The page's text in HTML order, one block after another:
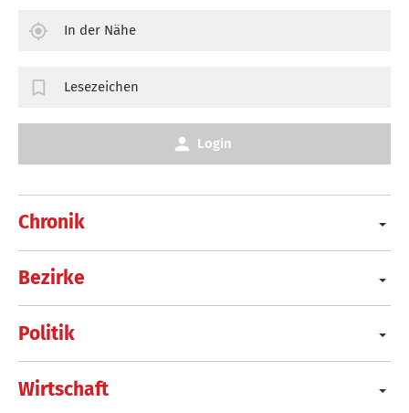
Chronik
Bezirke
Politik
Wirtschaft
In der Nähe
Lesezeichen
Login